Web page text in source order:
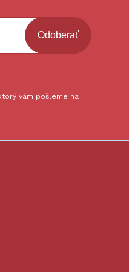
Odoberať
vám pošleme na